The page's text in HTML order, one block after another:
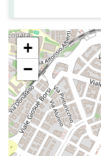
+
−